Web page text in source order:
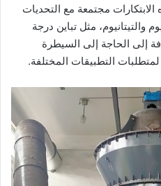
مجتمعة مع التحديات
والتيتانيوم، مثل تباين درجة
إلى الحاجة إلى السيطرة
التطبيقات المختلفة.